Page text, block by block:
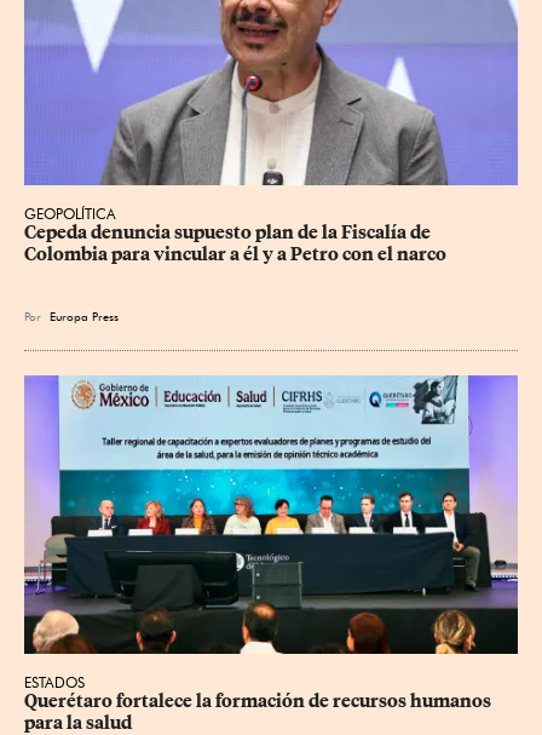
GEOPOLÍTICA
Cepeda denuncia supuesto plan de la Fiscalía de
Colombia para vincular a él y a Petro con el narco
Por Europa Press
ESTADOS
Querétaro fortalece la formación de recursos humanos
para la salud